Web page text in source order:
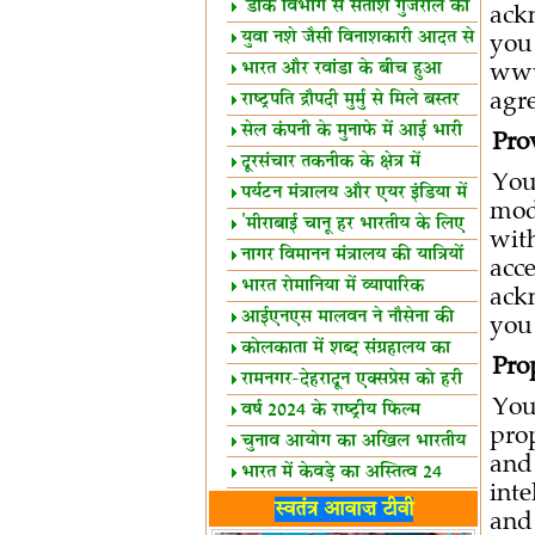
शैक्षिक सत्र शुरू
'डाक विभाग से सतीश गुजराल का
रिश्ता गहरा'
युवा नशे जैसी विनाशकारी आदत से
दूर रहें-मोदी
भारत और रवांडा के बीच हुआ
व्यापार विस्तार
राष्ट्रपति द्रौपदी मुर्मु से मिले बस्तर
के प्रतिनिधि
सेल कंपनी के मुनाफे में आई भारी
उछाल!
दूरसंचार तकनीक के क्षेत्र में
उत्कृष्टता पुरस्कार
पर्यटन मंत्रालय और एयर इंडिया में
समझौता
'मीराबाई चानू हर भारतीय के लिए
प्रेरणा'
नागर विमानन मंत्रालय की यात्रियों
को सलाह
भारत रोमानिया में व्यापारिक
साझेदारियां
आईएनएस मालवन ने नौसेना की
ताकत बढ़ाई
कोलकाता में शब्द संग्रहालय का
उद्घाटन
रामनगर-देहरादून एक्सप्रेस को हरी
झंडीवर्ष 2024 के राष्ट्रीय फिल्म
पुरस्कारों की घोषणा
चुनाव आयोग का अखिल भारतीय
मीडिया सम्मेलन
भारत में केवड़े का अस्तित्‍व 24
लाख वर्ष!
लखनऊ में 'एक राष्ट्र एक चुनाव'
स्वतंत्र आवाज़ टीवी